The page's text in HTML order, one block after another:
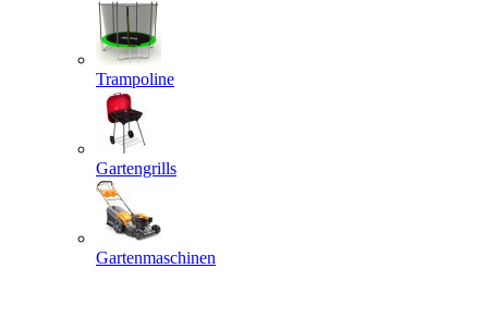
Trampoline
Gartengrills
Gartenmaschinen